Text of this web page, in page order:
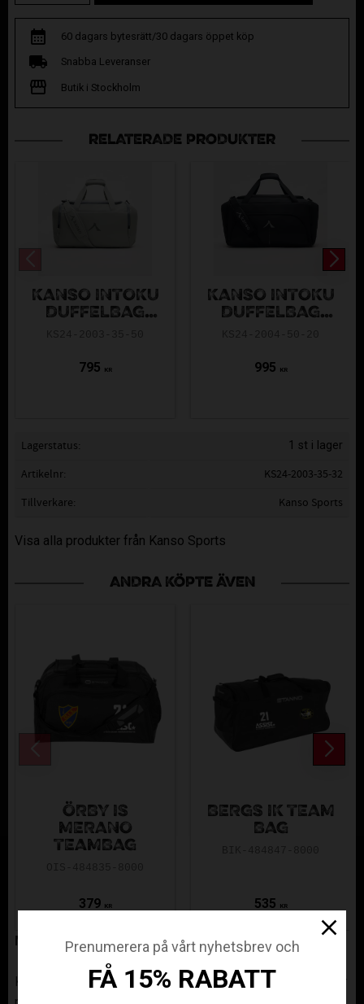
60 dagars bytesrätt/30 dagars öppet köp
Snabba Leveranser
Butik i Stockholm
RELATERADE PRODUKTER
KANSO INTOKU
DUFFELBAG
795 KR
KANSO INTOKU
DUFFELBAG
995 KR
Lagerstatus 1 st i lager
Artikelnr
KS24-2003-35-32
Tillverkare
Kanso Sports
Visa alla produkter från Kanso Sports
ANDRA KÖPTE ÄVEN
ÖRBY IS
MERANO
TEAMBAG
379 KR
BERGS IK TEAM
BAG
535 KR
Mångsidig och stilren design
Kanso Intuko 35L duffel är ett utmärkt val oavsett om du är
Prenumerera på vårt nyhetsbrev och
FÅ 15% RABATT